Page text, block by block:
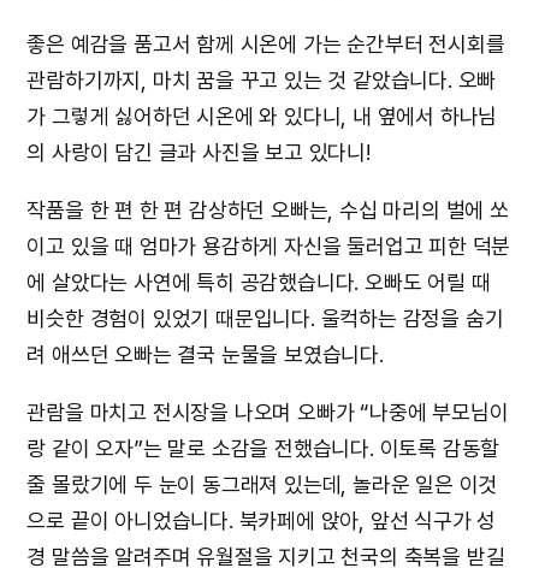
좋은 예감을 품고서 함께 시온에 가는 순간부터 전시회를
관람하기까지, 마치 꿈을 꾸고 있는 것 같았습니다. 오빠
가 그렇게 싫어하던 시온에 와 있다니, 내 옆에서 하나님
의 사랑이 담긴 글과 사진을 보고 있다니!
작품을 한 편 한 편 감상하던 오빠는, 수십 마리의 벌에 쏘
이고 있을 때 엄마가 용감하게 자신을 둘러업고 피한 덕분
에 살았다는 사연에 특히 공감했습니다. 오빠도 어릴 때
비슷한 경험이 있었기 때문입니다. 울컥하는 감정을 숨기
려 애쓰던 오빠는 결국 눈물을 보였습니다.
관람을 마치고 전시장을 나오며 오빠가 “나중에 부모님이
랑 같이 오자”는 말로 소감을 전했습니다. 이토록 감동할
줄 몰랐기에 두 눈이 동그래져 있는데, 놀라운 일은 이것
으로 끝이 아니었습니다. 북카페에 앉아, 앞선 식구가 성
경 말씀을 알려주며 유월절을 지키고 천국의 축복을 받길